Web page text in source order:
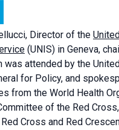
Director of the
(UNIS) in Geneva,
was attended by the
for Policy, and
from the World Health
of the Red
Cross and Red